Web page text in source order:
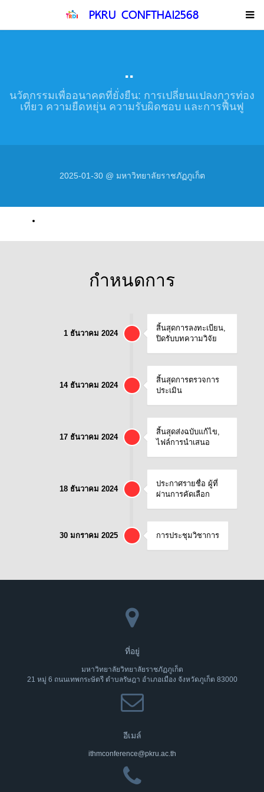
PKRU CONFTHAI2568
..
นวัตกรรมเพื่ออนาคตที่ยั่งยืน: การเปลี่ยนแปลงการท่อง
เที่ยว ความยืดหยุ่น ความรับผิดชอบ และการฟื้นฟู
2025-01-30 @ มหาวิทยาลัยราชภัฏภูเก็ต
กำหนดการ
1 ธันวาคม 2024
สิ้นสุดการลงทะเบียน,
ปิดรับบทความวิจัย
14 ธันวาคม 2024
สิ้นสุดการตรวจการ
ประเมิน
17 ธันวาคม 2024
สิ้นสุดส่งฉบับแก้ไข,
ไฟล์การนำเสนอ
18 ธันวาคม 2024
ประกาศรายชื่อ ผู้ที่
ผ่านการคัดเลือก
30 มกราคม 2025 การประชุมวิชาการ
ที่อยู่
มหาวิทยาลัยวิทยาลัยราชภัฏภูเก็ต
21 หมู่ 6 ถนนเทพกระษัตรี ตำบลรัษฎา อำเภอเมือง จังหวัดภูเก็ต 83000
อีเมล์
ithmconference@pkru.ac.th